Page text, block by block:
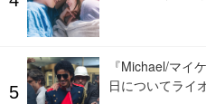
『Michael/マイ
日についてライ